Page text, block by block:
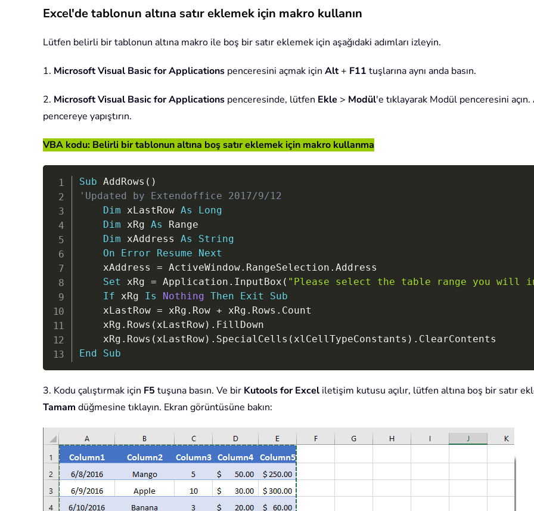
Excel'de tablonun altına satır eklemek için makro kullanın
Lütfen belirli bir tablonun altına makro ile boş bir satır eklemek için aşağıdaki adımları izleyin.
1. Microsoft Visual Basic for Applications penceresini açmak için Alt+ F11 tuşlarına aynı anda basın.
2. Microsoft Visual Basic for Applications penceresinde, lütfen Ekle > Modül'e tıklayarak Modül penceresini
pencereye yapıştırın.
VBA kodu: Belirli bir tablonun altına boş satır eklemek için makro kullanma
Sub AddRows ( )
'Updated by Extendoffice 2017/9/12
Dim xLastRow As
Long
Dim xRg As Range
Dim xAddress As
String
On
Error Resume
Next
    xAddress
= ActiveWindow. RangeSelection . Address
Set xRg = Application . InputBox ( "Please select the table range you will
If xRg Is Nothing Then Exit
Sub
    xLastRow
= xRg . Row + xRg . Rows . Count
    xRg
. Rows ( xLastRow) . FillDown
    xRg
. Rows ( xLastRow) . SpecialCells ( xlCellTypeConstants ) .
End
Sub
3. Kodu çalıştırmak için F5 tuşuna basın. Ve bir Kutools for Excel iletişim kutusu açılır, lütfen altına boş bir satır
Tamam düğmesine tıklayın. Ekran görüntüsüne bakın: